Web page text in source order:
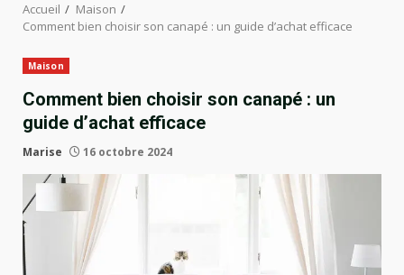
Accueil
Maison
Comment bien choisir son canapé : un guide d’achat efficace
Maison
Comment bien choisir son canapé : un
guide d’achat efficace
Marise 16 octobre 2024